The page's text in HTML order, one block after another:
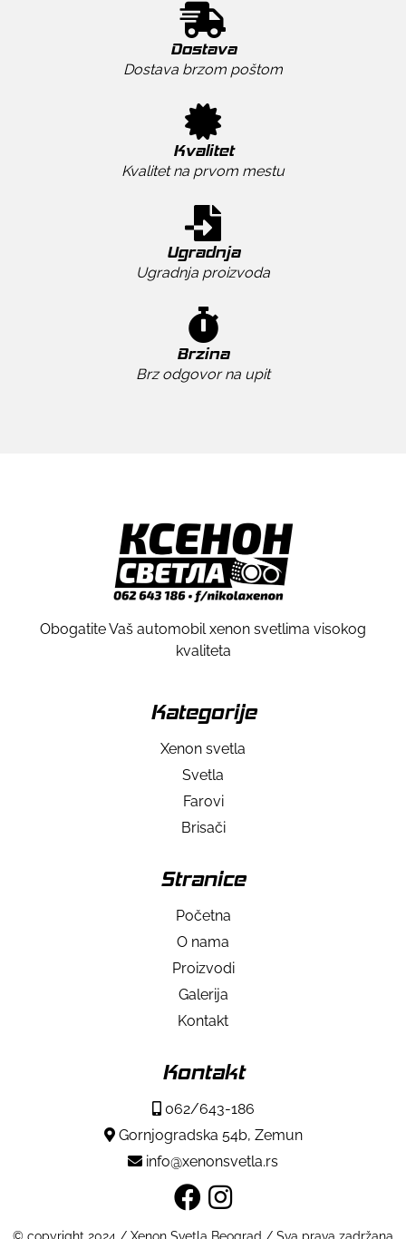
Dostava
Dostava brzom poštom
Kvalitet
Kvalitet na prvom mestu
Ugradnja
Ugradnja proizvoda
Brzina
Brz odgovor na upit
Obogatite Vaš automobil xenon svetlima visokog
kvaliteta
Kategorije
Xenon svetla
Svetla
Farovi
Brisači
Stranice
Početna
O nama
Proizvodi
Galerija
Kontakt
Kontakt
062/643-186
Gornjogradska 54b, Zemun
info@xenonsvetla.rs
© copyright 2024 / Xenon Svetla Beograd / Sva prava zadržana